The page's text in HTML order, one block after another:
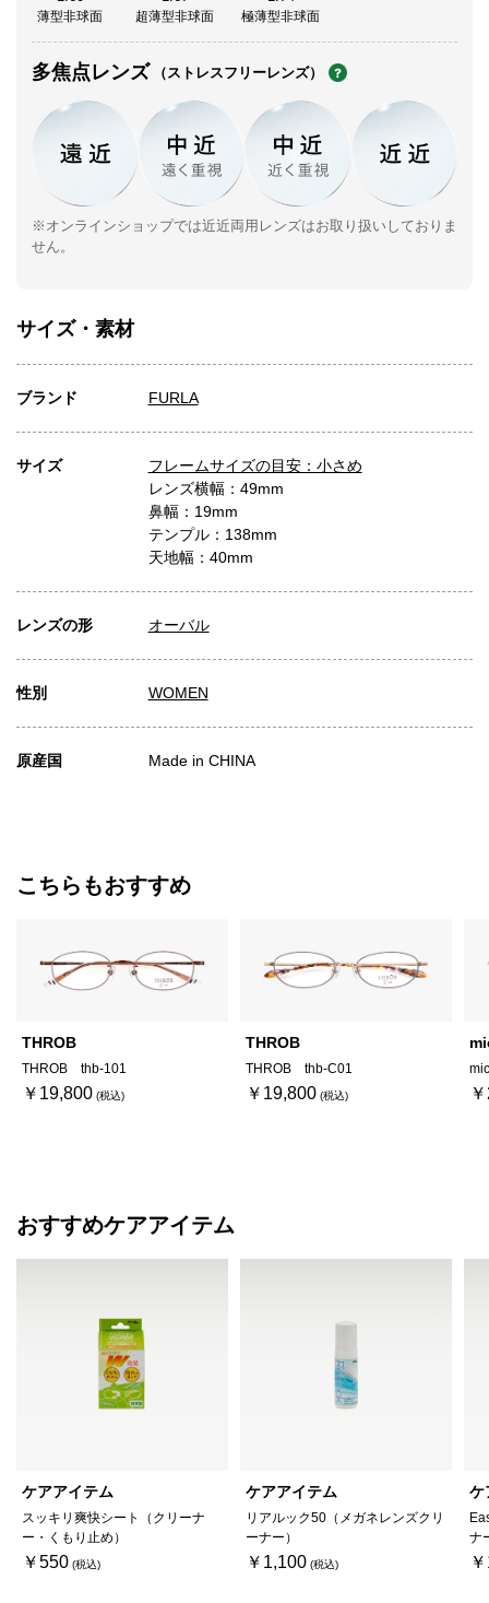
薄型非球面 超薄型非球面 極薄型非球面
多焦点レンズ （ストレスフリーレンズ）
※オンラインショップでは近近両用レンズはお取り扱いしておりま
せん。
サイズ・素材
ブランド FURLA
サイズ
フレームサイズの目安：小さめ
レンズ横幅：49mm
鼻幅：19mm
テンプル：138mm
天地幅：40mm
レンズの形 オーバル
性別 WOMEN
原産国 Made in CHINA
こちらもおすすめ
THROB
THROB thb-101
￥19,800
THROB
THROB thb-C01
￥19,800
おすすめケアアイテム
ケアアイテム
スッキリ爽快シート（クリーナ
ー・くもり止め）
￥550
ケアアイテム
リアルック50（メガネレンズクリ
ーナー）
￥1,100
ケ
ナ